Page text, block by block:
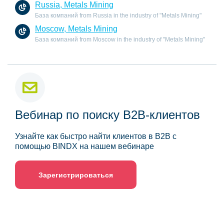
Russia, Metals Mining
База компаний from Russia in the industry of "Metals Mining"
Moscow, Metals Mining
База компаний from Moscow in the industry of "Metals Mining"
Вебинар по поиску B2B-клиентов
Узнайте как быстро найти клиентов в B2B с
помощью BINDX на нашем вебинаре
Зарегистрироваться